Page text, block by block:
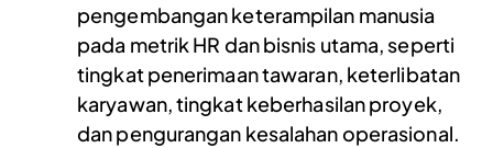
pengembangan keterampilan manusia
pada metrik HR dan bisnis utama, seperti
tingkat penerimaan tawaran, keterlibatan
karyawan, tingkat keberhasilan proyek,
dan pengurangan kesalahan operasional.